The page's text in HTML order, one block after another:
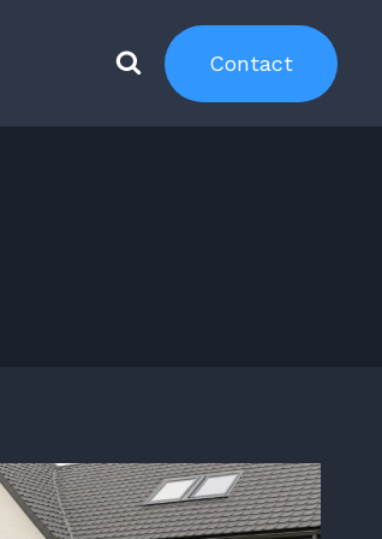
Contact